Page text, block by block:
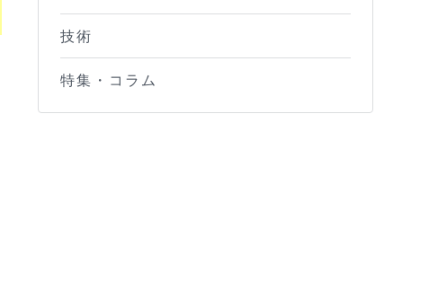
技術
特集・コラム